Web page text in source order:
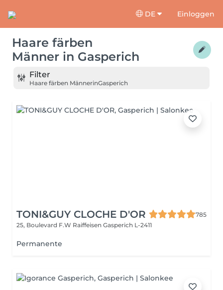
DE Einloggen
Haare färben
Männer in Gasperich
Filter
Haare färben MännerinGasperich
TONI&GUY CLOCHE D'OR
785
25, Boulevard F.W Raiffeisen Gasperich L-2411
Permanente